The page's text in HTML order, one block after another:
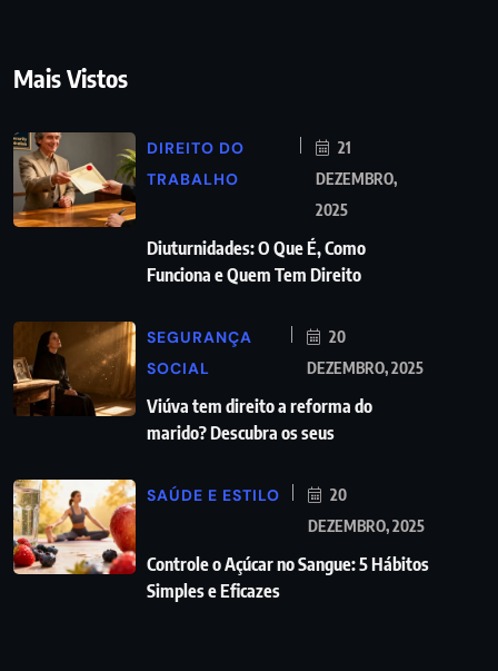
Mais Vistos
DIREITO DO
TRABALHO
21
DEZEMBRO,
2025
Diuturnidades: O Que É, Como
Funciona e Quem Tem Direito
SEGURANÇA
SOCIAL
20
DEZEMBRO, 2025
Viúva tem direito a reforma do
marido? Descubra os seus
SAÚDE E ESTILO
20
DEZEMBRO, 2025
Controle o Açúcar no Sangue: 5 Hábitos
Simples e Eficazes